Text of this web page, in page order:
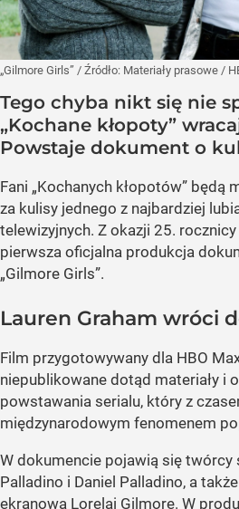
„Gilmore Girls” / Źródło: Materiały prasowe /
Tego chyba nikt się nie
„Kochane kłopoty”
Powstaje dokument o
Fani „Kochanych kłopotów” będą
za kulisy jednego z najbardziej
telewizyjnych. Z okazji 25.
pierwsza oficjalna produkcja
„Gilmore Girls”.
Lauren Graham wróci
Film przygotowywany dla HBO
niepublikowane dotąd materiały i
powstawania serialu, który z
międzynarodowym fenomenem
W dokumencie pojawią się twórcy
Palladino i Daniel Palladino, a
ekranowa Lorelai Gilmore. W